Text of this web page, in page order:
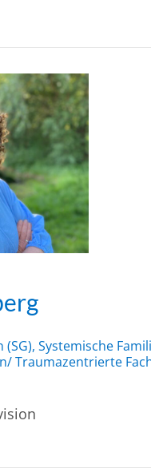
Systemische
Traumazentrierte